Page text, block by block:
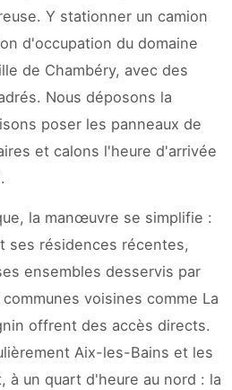
Y stationner un camion
d'occupation du domaine
de Chambéry, avec des
Nous déposons la
poser les panneaux de
et calons l'heure d'arrivée
la manœuvre se simplifie :
ses résidences récentes,
ensembles desservis par
voisines comme La
offrent des accès directs.
Aix-les-Bains et les
à un quart d'heure au nord : la